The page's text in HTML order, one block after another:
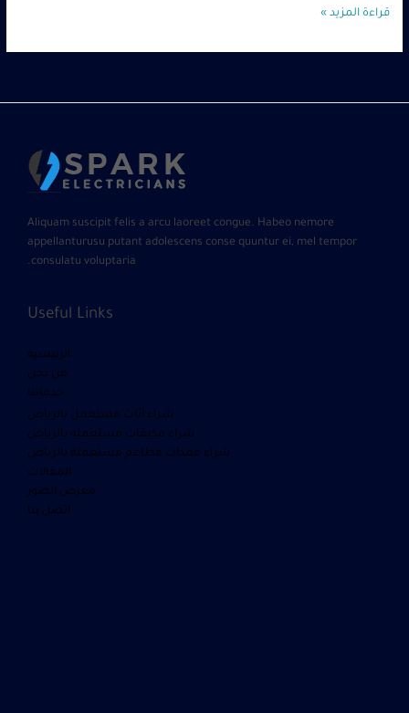
قراءة المزيد »
Aliquam suscipit felis a arcu laoreet congue. Habeo nemore
appellanturusu putant adolescens conse quuntur ei, mel tempor
consulatu voluptaria.
Useful Links
الرئيسية
من نحن
خدماتنا
شراء أثاث مستعمل بالرياض
شراء مكيفات مستعمله بالرياض
شراء معدات مطاعم مستعملة بالرياض
المقالات
معرض الصور
اتصل بنا